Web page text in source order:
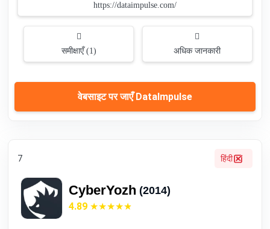
https://dataimpulse.com/
समीक्षाएँ (1) अधिक जानकारी
वेबसाइट पर जाएँ DataImpulse
7 हिंदी
CyberYozh (2014)
4.89